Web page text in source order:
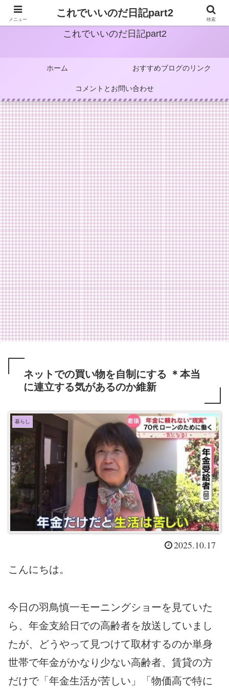
これでいいのだ日記part2
ホーム おすすめブログのリンク
コメントとお問い合わせ
ネットでの買い物を自制にする ＊本当
に連立する気があるのか維新
暮らし
2025.10.17
こんにちは。
今日の羽鳥慎一モーニングショーを見ていた
ら、年金支給日での高齢者を放送していまし
たが、どうやって見つけて取材するのか単身
世帯で年金がかなり少ない高齢者、賃貸の方
だけで「年金生活が苦しい」「物価高で特に
メニュー
これでいいのだ日記part2
検索